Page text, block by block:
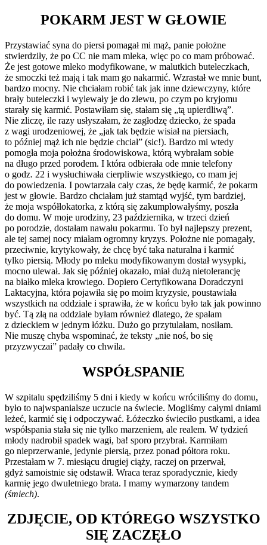
POKARM JEST W GŁOWIE
Przystawiać syna do piersi pomagał mi mąż, panie położne
stwierdziły, że po CC nie mam mleka, więc po co mam próbować.
Że jest gotowe mleko modyfikowane, w malutkich buteleczkach,
że smoczki też mają i tak mam go nakarmić. Wzrastał we mnie bunt,
bardzo mocny. Nie chciałam robić tak jak inne dziewczyny, które
brały buteleczki i wylewały je do zlewu, po czym po kryjomu
starały się karmić. Postawiłam się, stałam się „tą upierdliwą”.
Nie zliczę, ile razy usłyszałam, że zagłodzę dziecko, że spada
z wagi urodzeniowej, że „jak tak będzie wisiał na piersiach,
to później mąż ich nie będzie chciał” (sic!). Bardzo mi wtedy
pomogła moja położna środowiskowa, którą wybrałam sobie
na długo przed porodem. I która odbierała ode mnie telefony
o godz. 22 i wysłuchiwała cierpliwie wszystkiego, co mam jej
do powiedzenia. I powtarzała cały czas, że będę karmić, że pokarm
jest w głowie. Bardzo chciałam już stamtąd wyjść, tym bardziej,
że moja współlokatorka, z którą się zakumplowałyśmy, poszła
do domu. W moje urodziny, 23 października, w trzeci dzień
po porodzie, dostałam nawału pokarmu. To był najlepszy prezent,
ale tej samej nocy miałam ogromny kryzys. Położne nie pomagały,
przeciwnie, krytykowały, że chcę być taka naturalna i karmić
tylko piersią. Młody po mleku modyfikowanym dostał wysypki,
mocno ulewał. Jak się później okazało, miał dużą nietolerancję
na białko mleka krowiego. Dopiero Certyfikowana Doradczyni
Laktacyjna, która pojawiła się po moim kryzysie, poustawiała
wszystkich na oddziale i sprawiła, że w końcu było tak jak powinno
być. Tą złą na oddziale byłam również dlatego, że spałam
z dzieckiem w jednym łóżku. Dużo go przytulałam, nosiłam.
Nie muszę chyba wspominać, że teksty „nie noś, bo się
przyzwyczai” padały co chwila.
WSPÓŁSPANIE
W szpitalu spędziliśmy 5 dni i kiedy w końcu wróciliśmy do domu,
było to najwspanialsze uczucie na świecie. Mogliśmy całymi dniami
leżeć, karmić się i odpoczywać. Łóżeczko świeciło pustkami, a idea
współspania stała się nie tylko marzeniem, ale realem. W tydzień
młody nadrobił spadek wagi, ba! sporo przybrał. Karmiłam
go nieprzerwanie, jedynie piersią, przez ponad półtora roku.
Przestałam w 7. miesiącu drugiej ciąży, raczej on przerwał,
gdyż samoistnie się odstawił. Wraca teraz sporadycznie, kiedy
karmię jego dwuletniego brata. I mamy wymarzony tandem
(śmiech).
ZDJĘCIE, OD KTÓREGO WSZYSTKO
SIĘ ZACZĘŁO